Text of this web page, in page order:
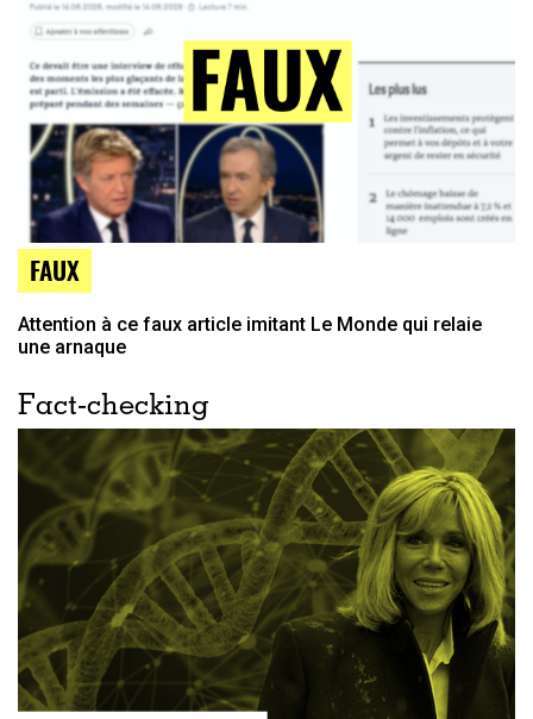
FAUX
Attention à ce faux article imitant Le Monde qui relaie
une arnaque
Fact-checking